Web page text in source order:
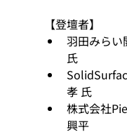
【登壇者】
羽田みらい
氏
孝 氏
株式会社
興平